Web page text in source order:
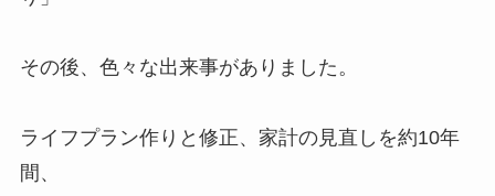
その後、色々な出来事がありました。
ライフプラン作りと修正、家計の見直しを約10年
間、